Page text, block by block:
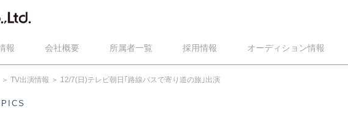
報 会社概要 所属者一覧 採用情報 オーディション情報
TV出演情報 12/7(日)テレビ朝日｢路線バスで寄り道の旅｣出演